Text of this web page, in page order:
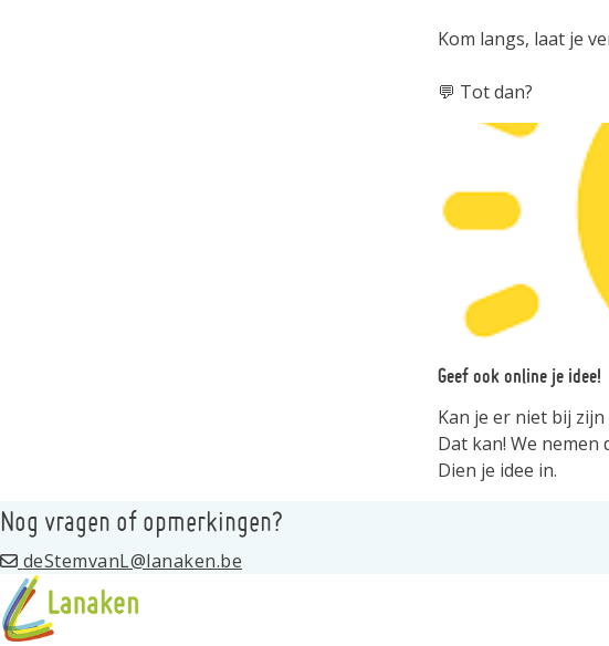
Kom langs, laat je
💬 Tot dan?
Geef ook online je idee!
Kan je er niet bij
Dat kan! We nemen
Dien je idee in.
Nog vragen of opmerkingen?
deStemvanL@lanaken.be